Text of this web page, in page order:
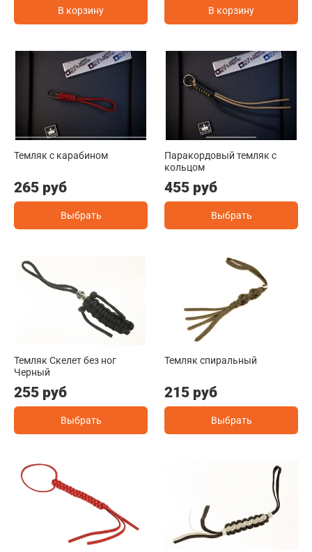
В корзину В корзину
Темляк с карабином
265 руб
Выбрать
Паракордовый темляк с
кольцом
455 руб
Выбрать
Темляк Скелет без ног
Черный
255 руб
Выбрать
Темляк спиральный
215 руб
Выбрать